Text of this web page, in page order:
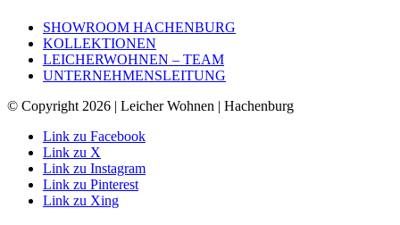
SHOWROOM HACHENBURG
KOLLEKTIONEN
LEICHERWOHNEN – TEAM
UNTERNEHMENSLEITUNG
© Copyright 2026 | Leicher Wohnen | Hachenburg
Link zu Facebook
Link zu X
Link zu Instagram
Link zu Pinterest
Link zu Xing